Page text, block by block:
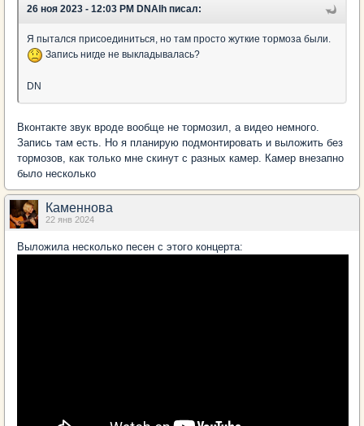
26 ноя 2023 - 12:03 PM DNAlh писал:
Я пытался присоединиться, но там просто жуткие тормоза были.
Запись нигде не выкладывалась?
DN
Вконтакте звук вроде вообще не тормозил, а видео немного.
Запись там есть. Но я планирую подмонтировать и выложить без
тормозов, как только мне скинут с разных камер. Камер внезапно
было несколько
Каменнова
22 янв 2024
Выложила несколько песен с этого концерта: